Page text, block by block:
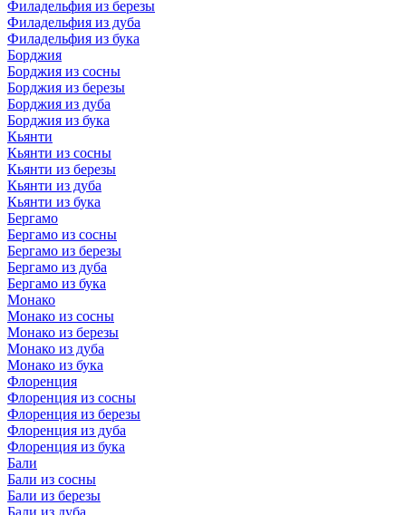
Филадельфия из березы
Филадельфия из дуба
Филадельфия из бука
Борджия
Борджия из сосны
Борджия из березы
Борджия из дуба
Борджия из бука
Кьянти
Кьянти из сосны
Кьянти из березы
Кьянти из дуба
Кьянти из бука
Бергамо
Бергамо из сосны
Бергамо из березы
Бергамо из дуба
Бергамо из бука
Монако
Монако из сосны
Монако из березы
Монако из дуба
Монако из бука
Флоренция
Флоренция из сосны
Флоренция из березы
Флоренция из дуба
Флоренция из бука
Бали
Бали из сосны
Бали из березы
Бали из дуба